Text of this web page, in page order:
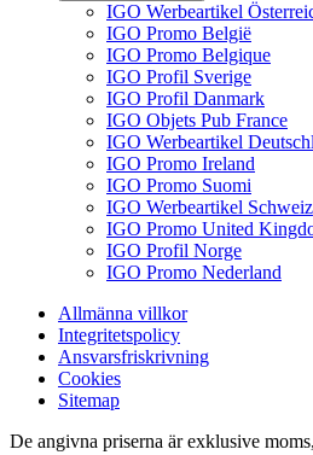
IGO Werbeartikel
IGO Promo België
IGO Promo Belgique
IGO Profil Sverige
IGO Profil Danmark
IGO Objets Pub France
IGO Werbeartikel
IGO Promo Ireland
IGO Promo Suomi
IGO Werbeartikel Schweiz
IGO Promo United
IGO Profil Norge
IGO Promo Nederland
Allmänna villkor
Integritetspolicy
Ansvarsfriskrivning
Cookies
Sitemap
De angivna priserna är exklusive